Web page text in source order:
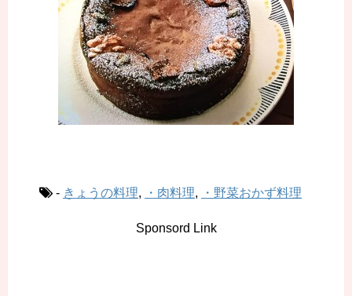
- きょうの料理, ・肉料理, ・野菜おかず料理
Sponsord Link